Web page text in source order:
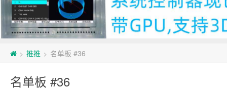
> 推推 > 名单板 #36
名单板 #36